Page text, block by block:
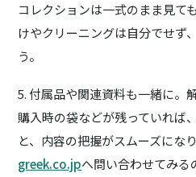
コレクションは一式のまま見て
けやクリーニングは自分でせず
う。
5. 付属品や関連資料も一緒に。
購入時の袋などが残っていれば
と、内容の把握がスムーズにな
greek.co.jpへ問い合わせてみる